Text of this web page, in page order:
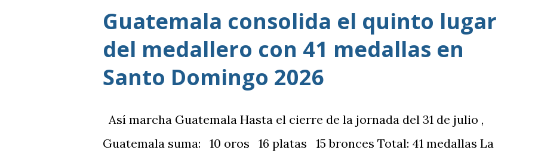
Guatemala consolida el quinto lugar
del medallero con 41 medallas en
Santo Domingo 2026
Así marcha Guatemala Hasta el cierre de la jornada del 31 de julio ,
Guatemala suma: 10 oros 16 platas 15 bronces Total: 41 medallas La